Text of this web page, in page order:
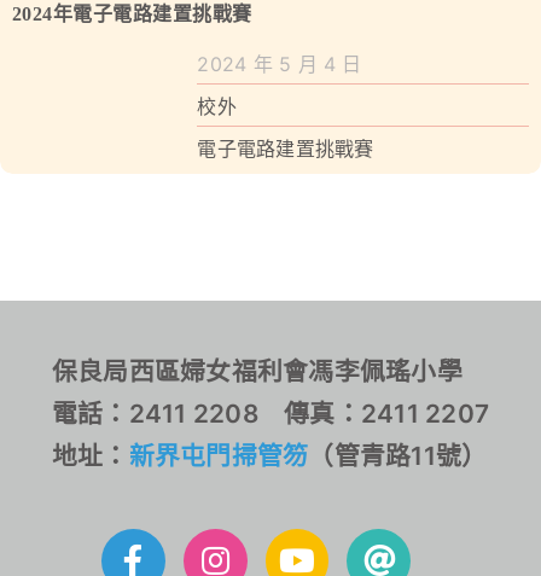
對外聯繫
2024年電子電路建置挑戰賽
2024 年 5 月 4 日
校外
電子電路建置挑戰賽
保良局西區婦女福利會馮李佩瑤小學
電話：2411 2208 傳真：2411 2207
地址： 新界屯門掃管笏 （管青路11號）